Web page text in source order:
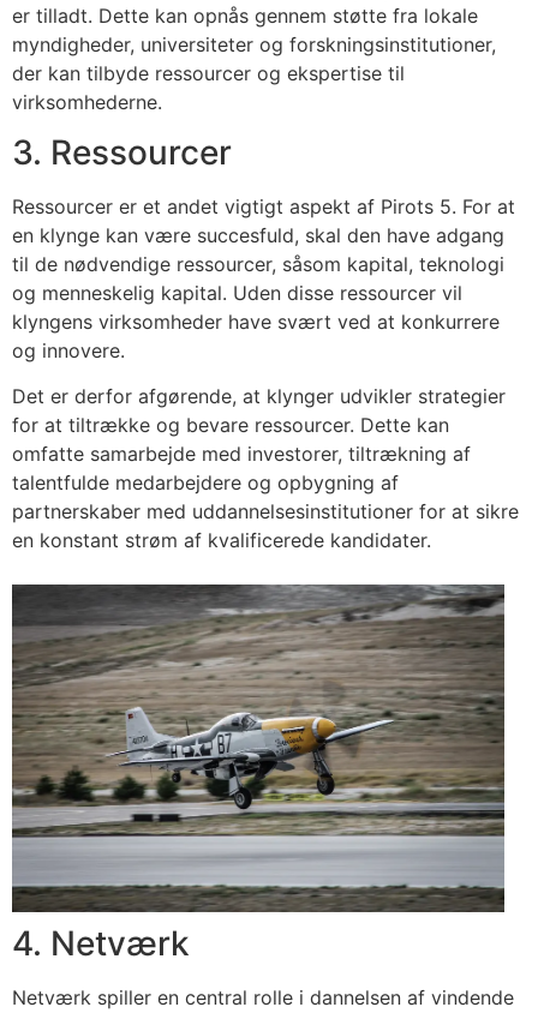
er tilladt. Dette kan opnås gennem støtte fra lokale
myndigheder, universiteter og forskningsinstitutioner,
der kan tilbyde ressourcer og ekspertise til
virksomhederne.
3. Ressourcer
Ressourcer er et andet vigtigt aspekt af Pirots 5. For at
en klynge kan være succesfuld, skal den have adgang
til de nødvendige ressourcer, såsom kapital, teknologi
og menneskelig kapital. Uden disse ressourcer vil
klyngens virksomheder have svært ved at konkurrere
og innovere.
Det er derfor afgørende, at klynger udvikler strategier
for at tiltrække og bevare ressourcer. Dette kan
omfatte samarbejde med investorer, tiltrækning af
talentfulde medarbejdere og opbygning af
partnerskaber med uddannelsesinstitutioner for at sikre
en konstant strøm af kvalificerede kandidater.
4. Netværk
Netværk spiller en central rolle i dannelsen af vindende